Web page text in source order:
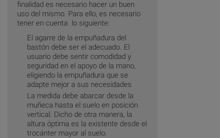
finalidad es necesario hacer un buen
uso del mismo. Para ello, es necesario
tener en cuenta lo siguiente:
El agarre de la empuñadura del
bastón debe ser el adecuado. El
usuario debe sentir comodidad y
seguridad en el apoyo de la mano,
eligiendo la empuñadura que se
adapte mejor a sus necesidades
La medida debe abarcar desde la
muñeca hasta el suelo en posición
vertical. Dicho de otra manera, la
altura óptima es la existente desde el
trocánter mayor al suelo.